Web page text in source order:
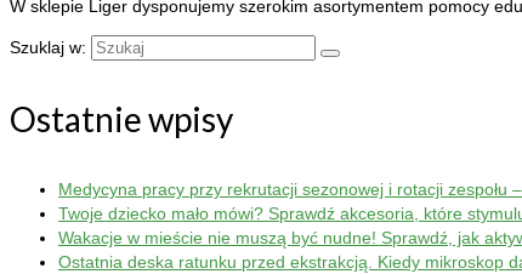
W sklepie Liger dysponujemy szerokim asortymentem pomocy
Szuklaj w:
Ostatnie wpisy
Medycyna pracy przy rekrutacji sezonowej i rotacji
Twoje dziecko mało mówi? Sprawdź akcesoria, które
Wakacje w mieście nie muszą być nudne! Sprawdź, jak
Ostatnia deska ratunku przed ekstrakcją. Kiedy mikroskop